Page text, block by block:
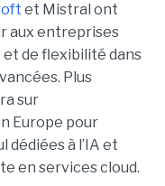
et Mistral ont
aux entreprises
de flexibilité dans
Plus
sur
Europe pour
à l’IA et
en services cloud.